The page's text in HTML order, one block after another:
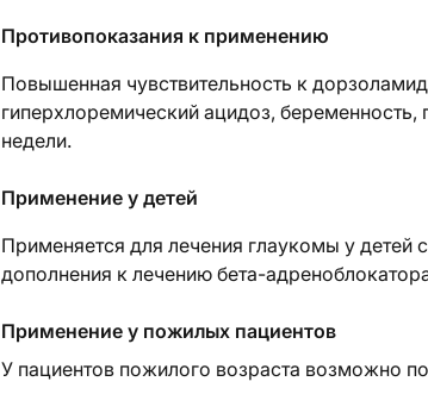
Противопоказания к применению
Повышенная чувствительность к
гиперхлоремический ацидоз, беременность,
недели.
Применение у детей
Применяется для лечения глаукомы у детей
дополнения к лечению бета-
Применение у пожилых пациентов
У пациентов пожилого возраста возможно